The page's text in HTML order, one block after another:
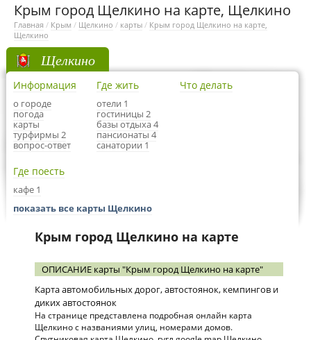
Крым город Щелкино на карте, Щелкино
Главная / Крым / Щелкино / карты / Крым город Щелкино на карте,
Щелкино
Щелкино
Информация
о городе
погода
карты
турфирмы 2
вопрос-ответ
Где жить
отели 1
гостиницы 2
базы отдыха 4
пансионаты 4
санатории 1
Что делать
Где поесть
кафе 1
показать все карты Щелкино
Крым город Щелкино на карте
ОПИСАНИЕ карты "Крым город Щелкино на карте"
Карта автомобильных дорог, автостоянок, кемпингов и
диких автостоянок
На странице представлена подробная онлайн карта
Щелкино с названиями улиц, номерами домов.